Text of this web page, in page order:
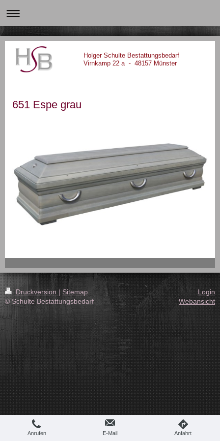
Holger Schulte Bestattungsbedarf
Virnkamp 22 a - 48157 Münster
651 Espe grau
Druckversion | Sitemap
© Schulte Bestattungsbedarf
Login
Webansicht
Anrufen E-Mail Anfahrt